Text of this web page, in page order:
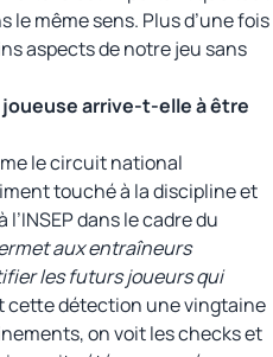
le même sens. Plus d’une fois
aspects de notre jeu sans
joueuse arrive-t-elle à être
le circuit national
touché à la discipline et
dans le cadre du
aux entraîneurs
les futurs joueurs qui
cette détection une vingtaine
on voit les checks et